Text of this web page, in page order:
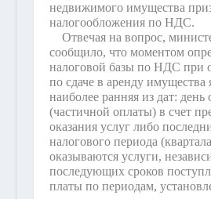
недвижимого имущества
налогообложения по НДС.
Отвечая на вопрос,
сообщило, что моментом
налоговой базы по НДС при
по сдаче в аренду имущества
наиболее ранняя из дат: день
(частичной оплаты) в счет
оказания услуг либо
налогового периода
оказываются услуги,
последующих сроков
платы по периодам,